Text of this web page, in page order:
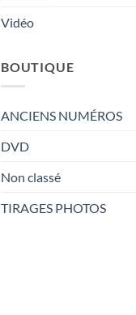
Vidéo
BOUTIQUE
ANCIENS NUMÉROS
DVD
Non classé
TIRAGES PHOTOS